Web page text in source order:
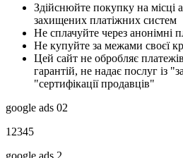
Здійснюйте покупку на місці
захищених платіжних систем
Не сплачуйте через анонімні
Не купуйте за межами своєї
Цей сайт не обробляє
гарантій, не надає послуг із
"сертифікації продавців"
google ads 02
12345
google ads 2